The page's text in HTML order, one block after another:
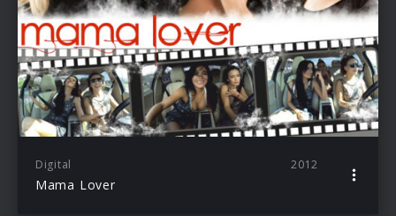
Digital 2012
Mama Lover